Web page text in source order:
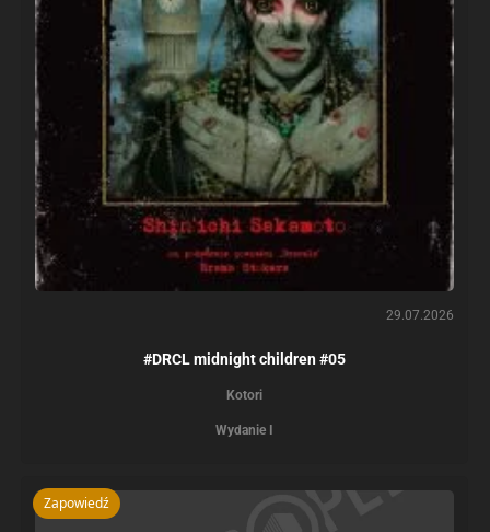
29.07.2026
#DRCL midnight children #05
Kotori
Wydanie I
Zapowiedź